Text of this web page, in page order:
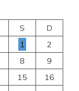
S
D
1
2
8
9
15
16